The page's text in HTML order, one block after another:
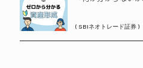
( SBIネオトレード証券 )